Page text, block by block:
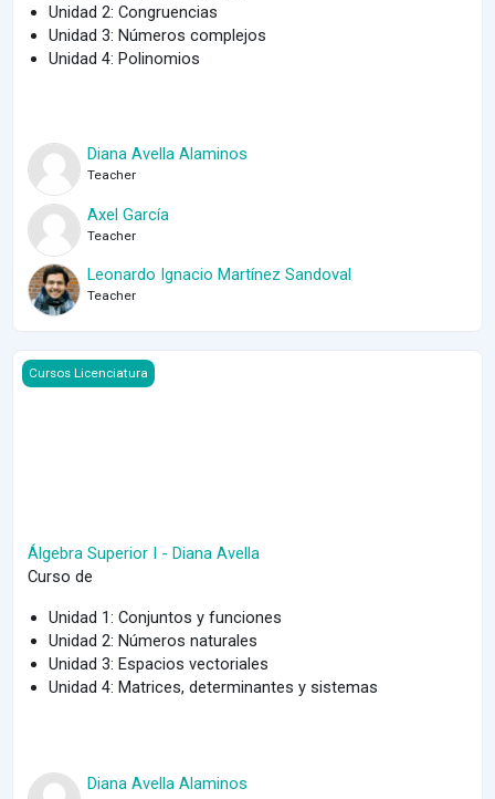
Unidad 2: Congruencias
Unidad 3: Números complejos
Unidad 4: Polinomios
Diana Avella Alaminos
Teacher
Axel García
Teacher
Leonardo Ignacio Martínez Sandoval
Teacher
Course image Álgebra Superior I - Diana Avella
Cursos Licenciatura
Álgebra Superior I - Diana Avella
Curso de
Unidad 1: Conjuntos y funciones
Unidad 2: Números naturales
Unidad 3: Espacios vectoriales
Unidad 4: Matrices, determinantes y sistemas
Diana Avella Alaminos